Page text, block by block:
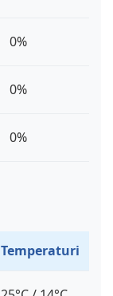
0%
0%
0%
Temperaturi